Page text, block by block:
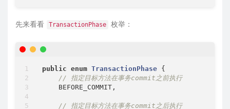
先来看看 TransactionPhase 枚举：
public enum TransactionPhase {
// 指定目标方法在事务commit之前执行
    BEFORE_COMMIT,
// 指定目标方法在事务commit之后执行